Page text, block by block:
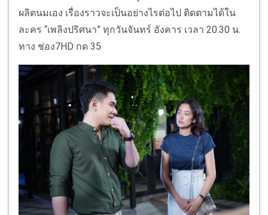
ผลิตนมเอง เรื่องราวจะเป็นอย่างไรต่อไป ติดตามได้ใน
ละคร “เพลิงปริศนา” ทุกวันจันทร์ อังคาร เวลา 20.30 น.
ทาง ช่อง7HD กด 35